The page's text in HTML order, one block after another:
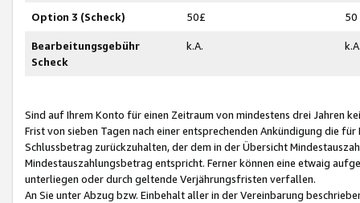
Option 3 (Scheck) 50£ 50
Bearbeitungsgebühr
Scheck
k.A.
Sind auf Ihrem Konto für einen Zeitraum von mindestens drei Jahren
Frist von sieben Tagen nach einer entsprechenden Ankündigung die
Schlussbetrag zurückzuhalten, der dem in der Übersicht
Mindestauszahlungsbetrag entspricht. Ferner können eine etwaig
unterliegen oder durch geltende Verjährungsfristen verfallen.
An Sie unter Abzug bzw. Einbehalt aller in der Vereinbarung